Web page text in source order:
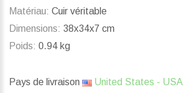
Matériau: Cuir véritable
Dimensions: 38x34x7 cm
Poids: 0.94 kg
Pays de livraison United States - USA